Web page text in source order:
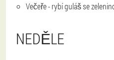
Večeře - rybí guláš se
NEDĚLE